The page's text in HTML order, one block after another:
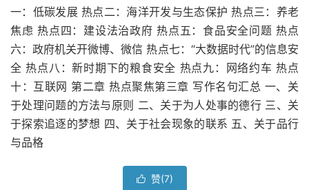
一：低碳发展 热点二：海洋开发与生态保护 热点三：养老
焦虑 热点四：建设法治政府 热点五：食品安全问题 热点
六：政府机关开微博、微信 热点七：“大数据时代”的信息安
全 热点八：新时期下的粮食安全 热点九：网络约车 热点
十：互联网 第二章 热点聚焦第三章 写作名句汇总 一、关
于处理问题的方法与原则 二、关于为人处事的德行 三、关
于探索追逐的梦想 四、关于社会现象的联系 五、关于品行
与品格
 赞(7)